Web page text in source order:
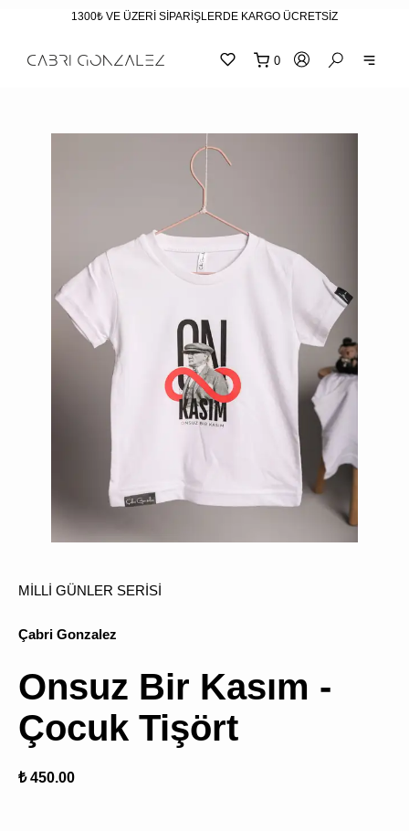
1300₺ VE ÜZERİ SİPARİŞLERDE KARGO ÜCRETSİZ
0
MİLLİ GÜNLER SERİSİ
Çabri Gonzalez
Onsuz Bir Kasım -
Çocuk Tişört
₺ 450.00